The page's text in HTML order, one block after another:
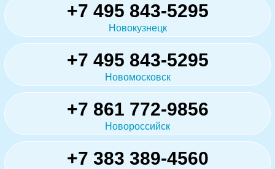
+7 495 843-5295
Новокузнецк
+7 495 843-5295
Новомосковск
+7 861 772-9856
Новороссийск
+7 383 389-4560